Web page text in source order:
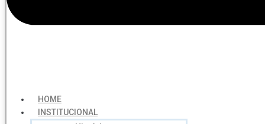
HOME
INSTITUCIONAL